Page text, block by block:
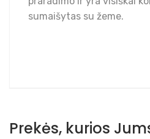
sumaišytas su žeme.
Prekės, kurios